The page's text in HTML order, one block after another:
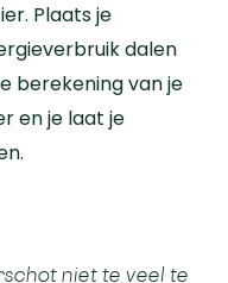
Plaats je
dalen
berekening van je
en je laat je
niet te veel te